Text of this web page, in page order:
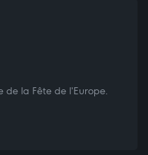
la Fête de l'Europe.